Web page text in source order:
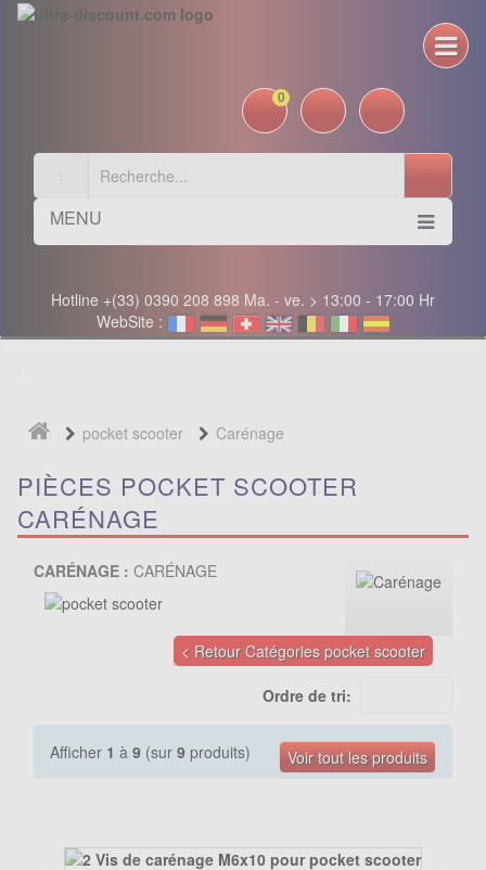
0
MENU
Hotline +(33) 0390 208 898 Ma. - ve. > 13:00 - 17:00 Hr
WebSite :
pocket scooter Carénage
PIÈCES POCKET SCOOTER
CARÉNAGE
CARÉNAGE : CARÉNAGE
< Retour Catégories pocket scooter
Ordre de tri:
Afficher 1 à 9 (sur 9 produits) Voir tout les produits